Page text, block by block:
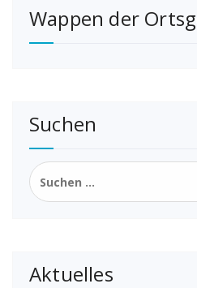
Beiträge
Wappen der
Suchen
Suchen
nach:
Aktuelles